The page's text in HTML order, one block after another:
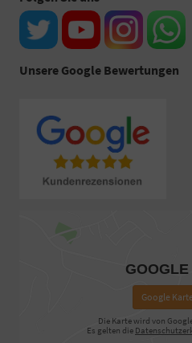
Unsere Google Bewertungen
Google
Die Karte wird von
Es gelten die